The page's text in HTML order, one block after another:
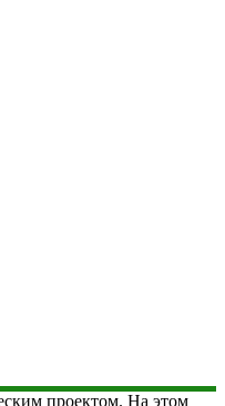
проектом. На этом